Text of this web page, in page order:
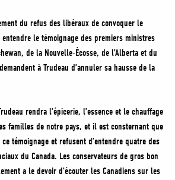
du refus des libéraux de convoquer le
le témoignage des premiers ministres
de la Nouvelle-Écosse, de l’Alberta et du
à Trudeau d’annuler sa hausse de la
rendra l’épicerie, l’essence et le chauffage
familles de notre pays, et il est consternant que
témoignage et refusent d’entendre quatre des
du Canada. Les conservateurs de gros bon
a le devoir d’écouter les Canadiens sur les